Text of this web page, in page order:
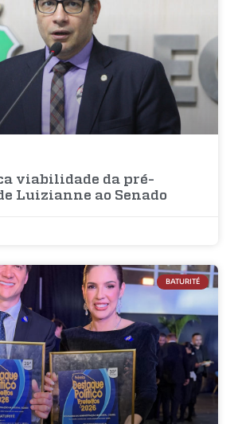
viabilidade da pré-
Luizianne ao Senado
BATURITÉ